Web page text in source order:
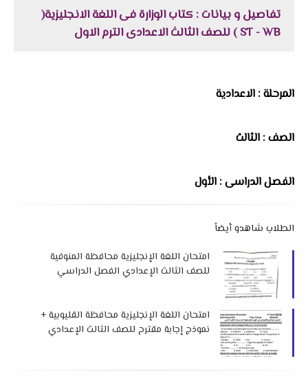
تفاصيل و بيانات :كتاب الوزارة فى اللغة الانجليزية(
ST - WB ) للصف الثالث الاعدادى الترم الاول
المرحلة : الاعدادية
الصف : الثالث
الفصل الدراسى : الأول
الطلاب شاهدو أيضاً
امتحان اللغة الإنجليزية محافظة المنوفية
للصف الثالث الإعدادي الفصل الدراسي
امتحان اللغة الإنجليزية محافظة القليوبية +
نموذج إجابة مقترح للصف الثالث الإعدادي